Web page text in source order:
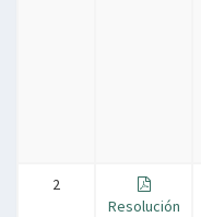
2
Resolución